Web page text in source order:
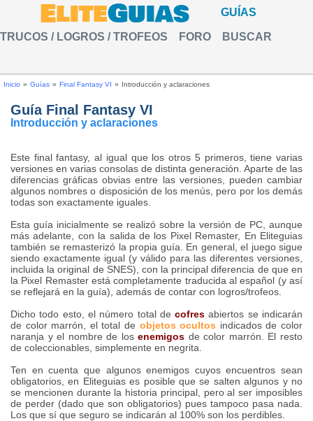
GUÍAS
TRUCOS / LOGROS / TROFEOS FORO BUSCAR
Inicio » Guías » Final Fantasy VI » Introducción y aclaraciones
Guía Final Fantasy VI
Introducción y aclaraciones
Este final fantasy, al igual que los otros 5 primeros, tiene varias
versiones en varias consolas de distinta generación. Aparte de las
diferencias gráficas obvias entre las versiones, pueden cambiar
algunos nombres o disposición de los menús, pero por los demás
todas son exactamente iguales.
Esta guía inicialmente se realizó sobre la versión de PC, aunque
más adelante, con la salida de los Pixel Remaster, En Eliteguias
también se remasterizó la propia guía. En general, el juego sigue
siendo exactamente igual (y válido para las diferentes versiones,
incluida la original de SNES), con la principal diferencia de que en
la Pixel Remaster está completamente traducida al español (y así
se reflejará en la guía), además de contar con logros/trofeos.
Dicho todo esto, el número total decofres abiertos se indicarán
de color marrón, el total de objetos ocultos indicados de color
naranja y el nombre de losenemigos de color marrón. El resto
de coleccionables, simplemente en negrita.
Ten en cuenta que algunos enemigos cuyos encuentros sean
obligatorios, en Eliteguias es posible que se salten algunos y no
se mencionen durante la historia principal, pero al ser imposibles
de perder (dado que son obligatorios) pues tampoco pasa nada.
Los que sí que seguro se indicarán al 100% son los perdibles.